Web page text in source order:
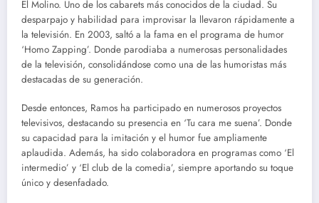
El Molino. Uno de los cabarets más conocidos de la ciudad. Su
desparpajo y habilidad para improvisar la llevaron rápidamente a
la televisión. En 2003, saltó a la fama en el programa de humor
‘Homo Zapping’. Donde parodiaba a numerosas personalidades
de la televisión, consolidándose como una de las humoristas más
destacadas de su generación.
Desde entonces, Ramos ha participado en numerosos proyectos
televisivos, destacando su presencia en ‘Tu cara me suena’. Donde
su capacidad para la imitación y el humor fue ampliamente
aplaudida. Además, ha sido colaboradora en programas como ‘El
intermedio’ y ‘El club de la comedia’, siempre aportando su toque
único y desenfadado.